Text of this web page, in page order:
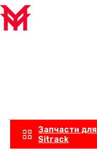
Запчасти для
Sitrack